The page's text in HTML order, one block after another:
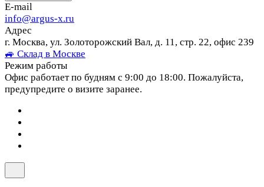
E-mail
info@argus-x.ru
Адрес
г. Москва, ул. Золоторожский Вал, д. 11, стр. 22, офис 239
🚙 Склад в Москве
Режим работы
Офис работает по будням с 9:00 до 18:00. Пожалуйста,
предупредите о визите заранее.